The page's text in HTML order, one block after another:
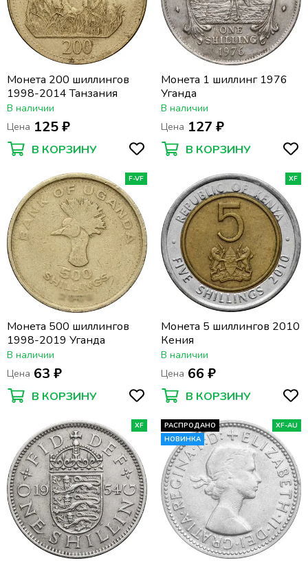
Монета 200 шиллингов
1998-2014 Танзания
В наличии
Цена 125 ₽
В КОРЗИНУ
Монета 1 шиллинг 1976
Уганда
В наличии
Цена 127 ₽
В КОРЗИНУ
F-VF
Монета 500 шиллингов
1998-2019 Уганда
В наличии
Цена 63 ₽
В КОРЗИНУ
XF
Монета 5 шиллингов 2010
Кения
В наличии
Цена 66 ₽
В КОРЗИНУ
XF
РАСПРОДАНО
НОВИНКА
XF-AU